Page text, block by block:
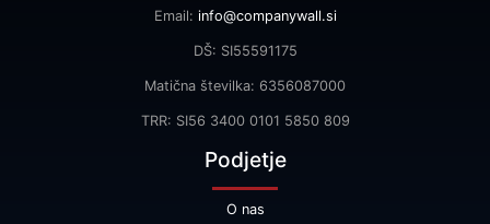
Email: info@companywall.si
DŠ: SI55591175
Matična številka: 6356087000
TRR: SI56 3400 0101 5850 809
Podjetje
O nas